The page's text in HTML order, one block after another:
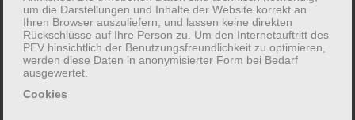
Leistungen:
Seminarprogramm
Spielmaterial
um die Darstellungen und Inhalte der Website korrekt an
Ihren Browser auszuliefern, und lassen keine direkten
Rückschlüsse auf Ihre Person zu. Um den Internetauftritt des
PEV hinsichtlich der Benutzungsfreundlichkeit zu optimieren,
werden diese Daten in anonymisierter Form bei Bedarf
ausgewertet.
Cookies